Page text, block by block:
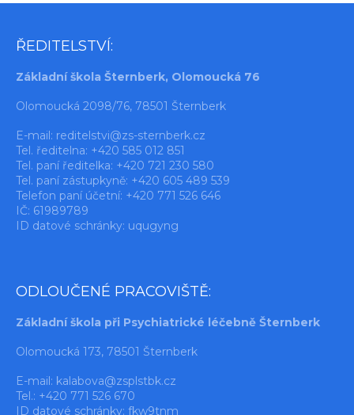
ŘEDITELSTVÍ:
Základní škola Šternberk, Olomoucká 76
Olomoucká 2098/76, 78501 Šternberk
E-mail: reditelstvi@zs-sternberk.cz
Tel. ředitelna: +420 585 012 851
Tel. paní ředitelka: +420 721 230 580
Tel. paní zástupkyně: +420 605 489 539
Telefon paní účetní: +420 771 526 646
IČ: 61989789
ID datové schránky: uqugyng
ODLOUČENÉ PRACOVIŠTĚ:
Základní škola při Psychiatrické léčebně Šternberk
Olomoucká 173, 78501 Šternberk
E-mail: kalabova@zsplstbk.cz
Tel.: +420 771 526 670
ID datové schránky: fkw9tnm